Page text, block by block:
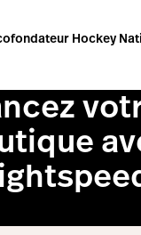
Hockey